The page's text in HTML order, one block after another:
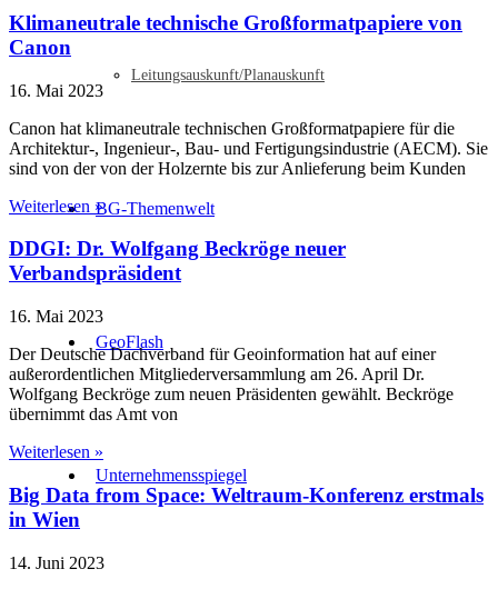
Leitungsauskunft/Planauskunft
BG-Themenwelt
GeoFlash
Unternehmensspiegel
Klimaneutrale technische Großformatpapiere von
Canon
16. Mai 2023
Canon hat klimaneutrale technischen Großformatpapiere für die
Architektur-, Ingenieur-, Bau- und Fertigungsindustrie (AECM). Sie
sind von der von der Holzernte bis zur Anlieferung beim Kunden
Weiterlesen »
DDGI: Dr. Wolfgang Beckröge neuer
Verbandspräsident
16. Mai 2023
Der Deutsche Dachverband für Geoinformation hat auf einer
außerordentlichen Mitgliederversammlung am 26. April Dr.
Wolfgang Beckröge zum neuen Präsidenten gewählt. Beckröge
übernimmt das Amt von
Weiterlesen »
Big Data from Space: Weltraum-Konferenz erstmals
in Wien
14. Juni 2023